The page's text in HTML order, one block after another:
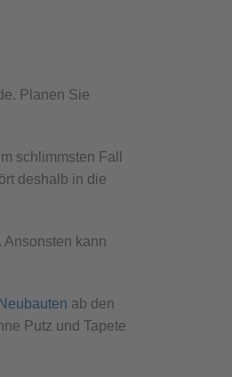
Planen Sie
schlimmsten Fall
deshalb in die
Ansonsten kann
Neubauten ab den
Putz und Tapete